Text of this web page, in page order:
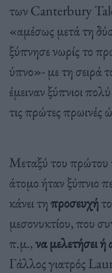
των Canterbury
«αμέσως μετά τη
ξύπνησε νωρίς το
ύπνο»- με τη σειρά
έμειναν ξύπνιοι
τις πρώτες πρωινές
Μεταξύ του πρώτου
άτομο ήταν ξύπνιο
κάνει τηπροσευχή
μεσονυκτίου, που
π.μ.,να μελετήσει ή
Γάλλος γιατρός